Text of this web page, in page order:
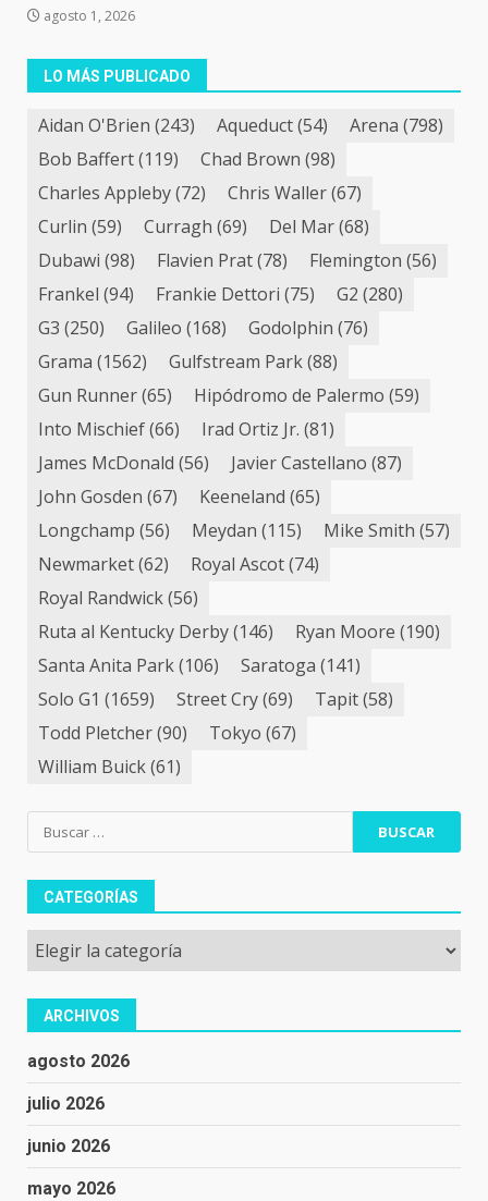
agosto 1, 2026
LO MÁS PUBLICADO
Aidan O'Brien (243) Aqueduct(54) Arena (798)
Bob Baffert(119) Chad Brown (98)
Charles Appleby(72) Chris Waller(67)
Curlin (59) Curragh (69) Del Mar(68)
Dubawi (98) Flavien Prat(78) Flemington (56)
Frankel (94) Frankie Dettori (75) G2 (280)
G3 (250) Galileo (168) Godolphin (76)
Grama (1562) Gulfstream Park(88)
Gun Runner(65) Hipódromo de Palermo (59)
Into Mischief(66) Irad Ortiz Jr. (81)
James McDonald (56) Javier Castellano (87)
John Gosden (67) Keeneland (65)
Longchamp (56) Meydan (115) Mike Smith (57)
Newmarket(62) Royal Ascot(74)
Royal Randwick(56)
Ruta al Kentucky Derby(146) Ryan Moore (190)
Santa Anita Park(106) Saratoga (141)
Solo G1 (1659) Street Cry(69) Tapit(58)
Todd Pletcher(90) Tokyo (67)
William Buick(61)
Buscar:
CATEGORÍAS
Categorías
ARCHIVOS
agosto 2026
julio 2026
junio 2026
mayo 2026